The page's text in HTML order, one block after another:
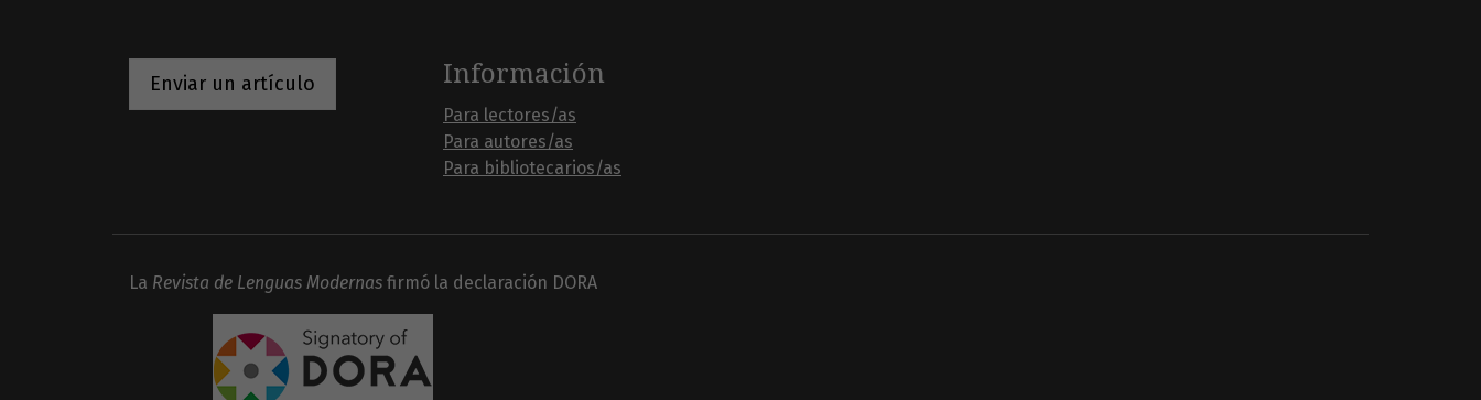
Enviar un artículo Información
Para lectores/as
Para autores/as
Para bibliotecarios/as
La Revista de Lenguas Modernas firmó la declaración DORA